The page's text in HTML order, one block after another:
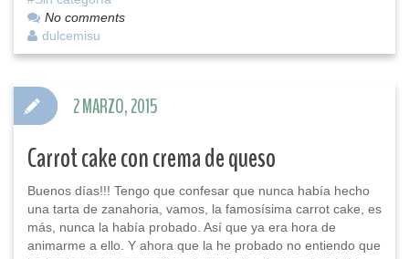
No comments
dulcemisu
Carrot cake con crema de queso
Buenos días!!! Tengo que confesar que nunca había hecho
una tarta de zanahoria, vamos, la famosísima carrot cake, es
más, nunca la había probado. Así que ya era hora de
animarme a ello. Y ahora que la he probado no entiendo que
2 MARZO, 2015